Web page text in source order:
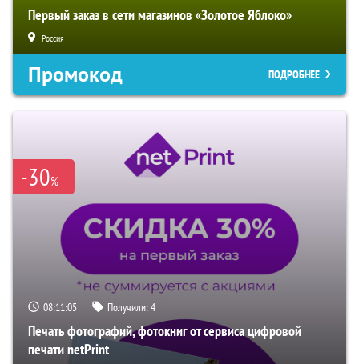
Первый заказ в сети магазинов «Золотое Яблоко»
Россия
Промокод ПОДРОБНЕЕ
-30%
08:11:04 Получили:4
Печать фотографий, фотокниг от сервиса цифровой
печати netPrint